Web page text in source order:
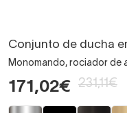
Conjunto de ducha
Monomando, rociador de
171,02€ 231,11€